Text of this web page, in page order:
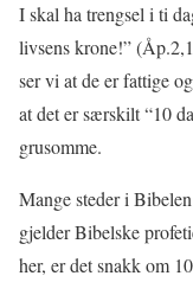
I skal ha trengsel i ti
livsens krone!”
ser vi at de er fattige
at det er særskilt “10
grusomme.
Mange steder i
gjelder Bibelske
her, er det snakk om